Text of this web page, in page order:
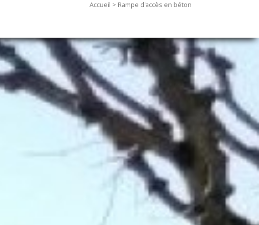
Accueil > Rampe d'accès en béton